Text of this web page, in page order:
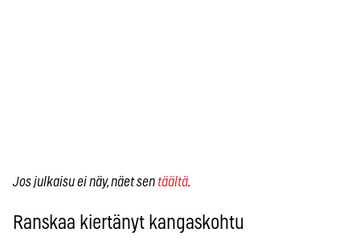
Jos julkaisu ei näy, näet sen täältä.
Ranskaa kiertänyt kangaskohtu